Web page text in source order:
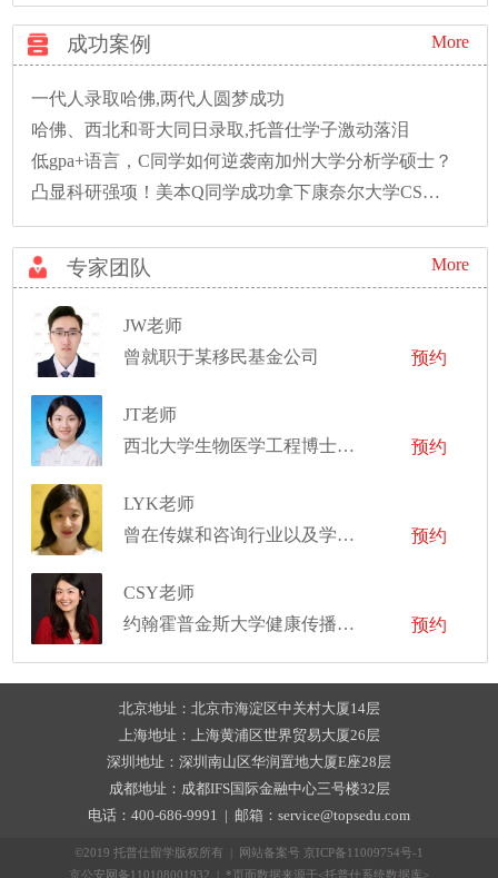
成功案例 More
一代人录取哈佛,两代人圆梦成功
哈佛、西北和哥大同日录取,托普仕学子激动落泪
低gpa+语言，C同学如何逆袭南加州大学分析学硕士？
凸显科研强项！美本Q同学成功拿下康奈尔大学CS硕士录取！
专家团队 More
JW老师
曾就职于某移民基金公司
预约
JT老师
西北大学生物医学工程博士，康奈尔医学院生物医学影像硕士
预约
LYK老师
曾在传媒和咨询行业以及学术界工作和研究
预约
CSY老师
约翰霍普金斯大学健康传播和媒体关系硕士
预约
北京地址：北京市海淀区中关村大厦14层
上海地址：上海黄浦区世界贸易大厦26层
深圳地址：深圳南山区华润置地大厦E座28层
成都地址：成都IFS国际金融中心三号楼32层
电话：400-686-9991 | 邮箱：service@topsedu.com
©2019 托普仕留学版权所有 | 网站备案号 京ICP备11009754号-1
京公安网备110108001932 | *页面数据来源于<托普仕系统数据库>